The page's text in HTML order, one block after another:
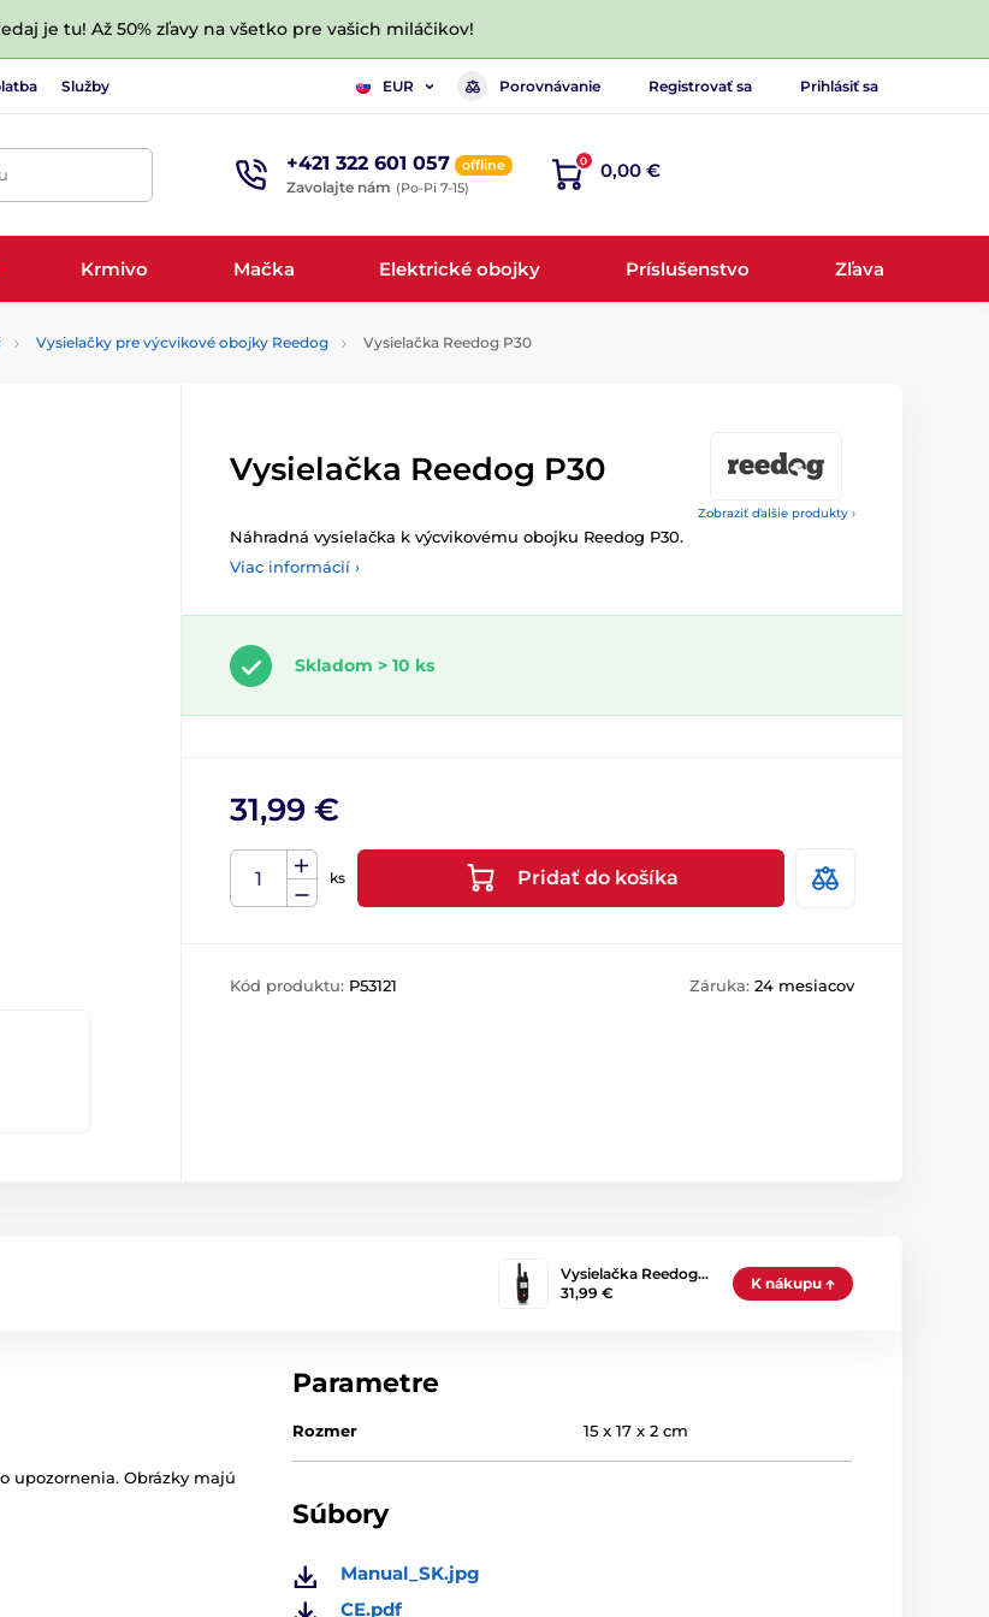
je tu! Až 50% zľavy na všetko pre vašich miláčikov!
Služby EUR Porovnávanie Registrovať sa Prihlásiť sa
+421 322 601 057 offline
Zavolajte nám (Po-Pi 7-15)
0 0,00 €
Krmivo Mačka Elektrické obojky Príslušenstvo Zľava
Vysielačky pre výcvikové obojky Reedog Vysielačka Reedog P30
Zobraziť ďalšie produkty ›
Vysielačka Reedog P30
Náhradná vysielačka k výcvikovému obojku Reedog P30.
Viac informácií ›
Skladom > 10 ks
31,99 €
ks Pridať do košíka
Kód produktu: P53121 Záruka: 24 mesiacov
Vysielačka Reedog…
31,99 €
K nákupu
upozornenia. Obrázky majú
Parametre
Rozmer 15 x 17 x 2 cm
Súbory
Manual_SK.jpg
CE.pdf